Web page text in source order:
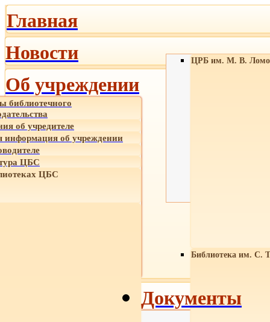
Главная
Новости
Об учреждении
библиотечного
об учредителе
об учреждении
ЦБС
ЦБС
ЦРБ им. М. В.
Библиотека им. С.
Документы